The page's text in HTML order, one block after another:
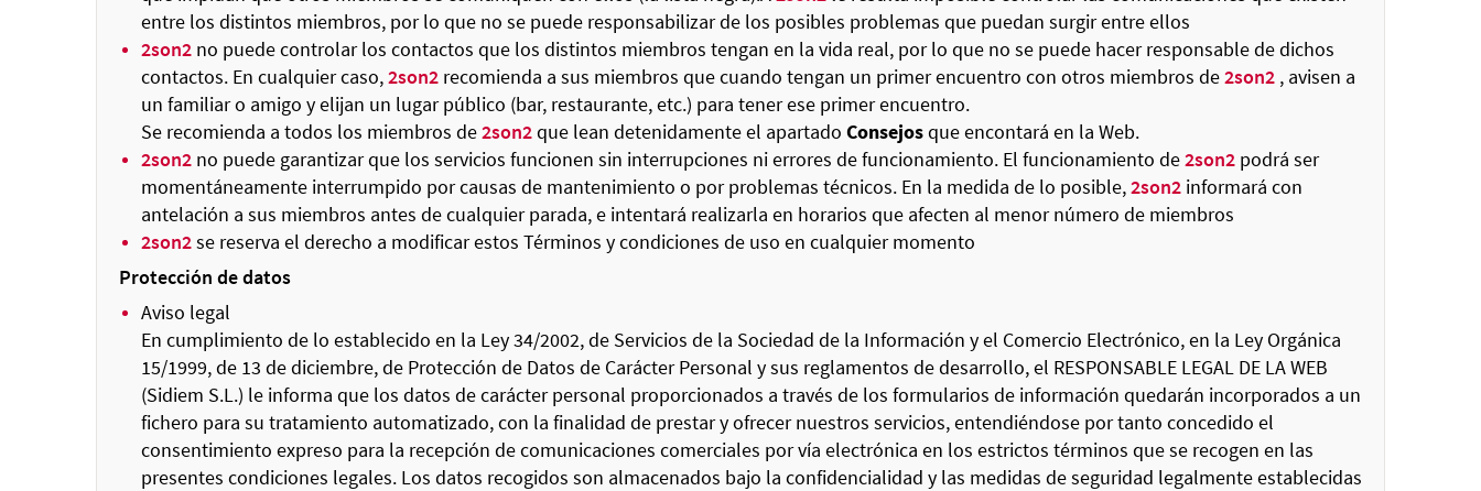
entre los distintos miembros, por lo que no se puede responsabilizar de los posibles problemas que puedan surgir entre ellos
2son2 no puede controlar los contactos que los distintos miembros tengan en la vida real, por lo que no se puede hacer responsable de dichos
contactos. En cualquier caso,2son2 recomienda a sus miembros que cuando tengan un primer encuentro con otros miembros de2son2 , avisen a
un familiar o amigo y elijan un lugar público (bar, restaurante, etc.) para tener ese primer encuentro.
Se recomienda a todos los miembros de2son2que lean detenidamente el apartado Consejosque encontará en la Web.
2son2 no puede garantizar que los servicios funcionen sin interrupciones ni errores de funcionamiento. El funcionamiento de2son2 podrá ser
momentáneamente interrumpido por causas de mantenimiento o por problemas técnicos. En la medida de lo posible,2son2 informará con
antelación a sus miembros antes de cualquier parada, e intentará realizarla en horarios que afecten al menor número de miembros
2son2se reserva el derecho a modificar estos Términos y condiciones de uso en cualquier momento
Protección de datos
Aviso legal
En cumplimiento de lo establecido en la Ley 34/2002, de Servicios de la Sociedad de la Información y el Comercio Electrónico, en la Ley Orgánica
15/1999, de 13 de diciembre, de Protección de Datos de Carácter Personal y sus reglamentos de desarrollo, el RESPONSABLE LEGAL DE LA WEB
(Sidiem S.L.) le informa que los datos de carácter personal proporcionados a través de los formularios de información quedarán incorporados a un
fichero para su tratamiento automatizado, con la finalidad de prestar y ofrecer nuestros servicios, entendiéndose por tanto concedido el
consentimiento expreso para la recepción de comunicaciones comerciales por vía electrónica en los estrictos términos que se recogen en las
presentes condiciones legales. Los datos recogidos son almacenados bajo la confidencialidad y las medidas de seguridad legalmente establecidas